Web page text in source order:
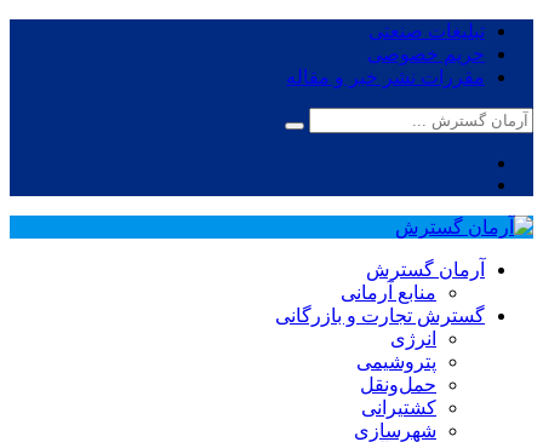
تبلیغات صنعتی
حریم خصوصی
مقررات نشر خبر و مقاله
آرمان گسترش
منابع آرمانی
گسترش تجارت و بازرگانی
انرژی
پتروشیمی
حمل‌و‌نقل
کشتیرانی
شهرسازی